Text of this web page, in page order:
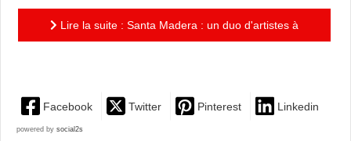
Lire la suite : Santa Madera : un duo d'artistes à
Facebook Twitter Pinterest Linkedin
powered by social2s